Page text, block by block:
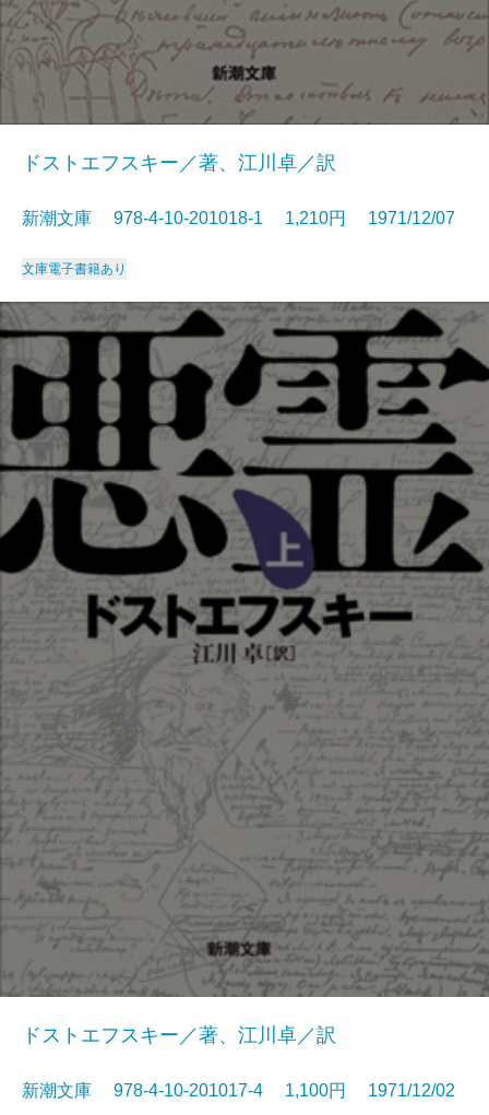
ドストエフスキー／著、江川卓／訳
新潮文庫 978-4-10-201018-1 1,210円 1971/12/07
文庫電子書籍あり
ドストエフスキー／著、江川卓／訳
新潮文庫 978-4-10-201017-4 1,100円 1971/12/02